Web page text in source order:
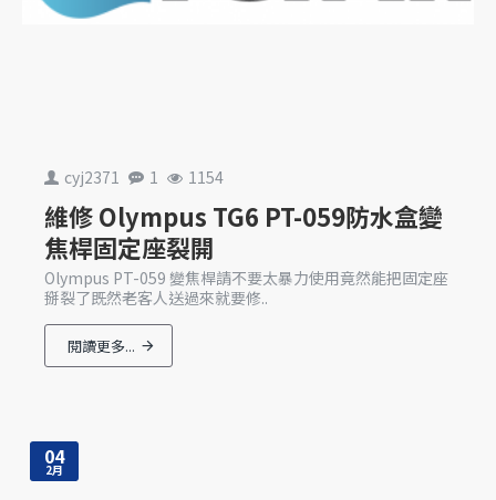
cyj2371 1 1154
維修 Olympus TG6 PT-059防水盒變
焦桿固定座裂開
Olympus PT-059 變焦桿請不要太暴力使用竟然能把固定座
掰裂了既然老客人送過來就要修..
閱讀更多...
04
2月